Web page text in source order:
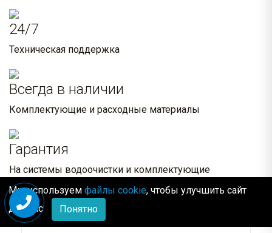
24/7
Техническая поддержка
Всегда в наличии
Комплектующие и расходные материалы
Гарантия
На системы водоочистки и комплектующие
Похожие товары:
Мы используем файлы cookie, чтобы улучшить сайт
для Вас
Понятно